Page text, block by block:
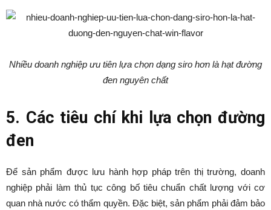
Nhiều doanh nghiệp ưu tiên lựa chọn dạng siro hơn là hạt đường
đen nguyên chất
5. Các tiêu chí khi lựa chọn đường
đen
Để sản phẩm được lưu hành hợp pháp trên thị trường, doanh
nghiệp phải làm thủ tục công bố tiêu chuẩn chất lượng với cơ
quan nhà nước có thẩm quyền. Đặc biệt, sản phẩm phải đảm bảo